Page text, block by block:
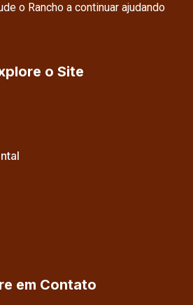
o Rancho a continuar ajudando
o Site
em Contato